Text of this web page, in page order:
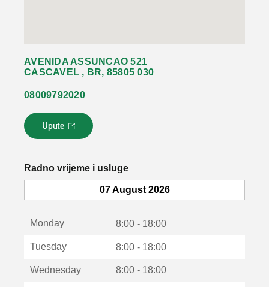
AVENIDA ASSUNCAO 521
CASCAVEL , BR, 85805 030
08009792020
Upute
L
i
k
o
u
Radno vrijeme i usluge
07 August 2026
Monday 8:00 - 18:00
Tuesday 8:00 - 18:00
Wednesday 8:00 - 18:00